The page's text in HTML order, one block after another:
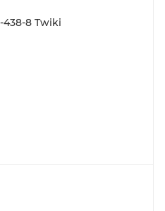
Кроссовки детские TW-438-8 Twiki